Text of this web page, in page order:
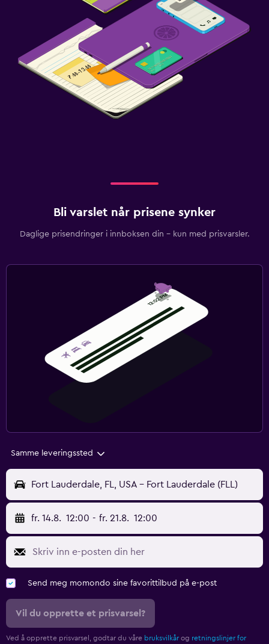
Bli varslet når prisene synker
Daglige prisendringer i innboksen din – kun med prisvarsler.
Samme leveringssted
Fort Lauderdale, FL, USA - Fort Lauderdale (FLL)
fr. 14.8. 12:00 - fr. 21.8. 12:00
Send meg momondo sine favorittilbud på e-post
Vil du opprette et prisvarsel?
Ved å opprette prisvarsel, godtar du våre bruksvilkår og retningslinjer for